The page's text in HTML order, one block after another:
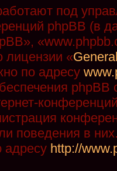
под
phpBB (в
лицензии «
по адресу
phpBB
поведения в
адресу http://